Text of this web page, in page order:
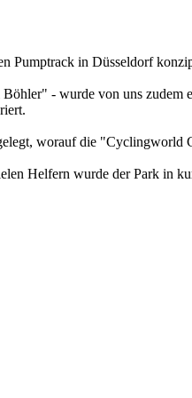
Pumptrack in Düsseldorf
- wurde von uns
worauf die "Cyclingworld
Helfern wurde der Park in